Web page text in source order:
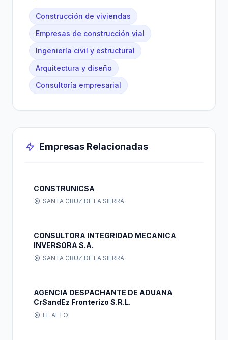
Construcción de viviendas
Empresas de construcción vial
Ingeniería civil y estructural
Arquitectura y diseño
Consultoría empresarial
Empresas Relacionadas
CONSTRUNICSA
SANTA CRUZ DE LA SIERRA
CONSULTORA INTEGRIDAD MECANICA
INVERSORA S.A.
SANTA CRUZ DE LA SIERRA
AGENCIA DESPACHANTE DE ADUANA
CrSandEz Fronterizo S.R.L.
EL ALTO